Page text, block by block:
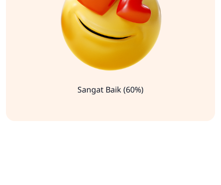
Sangat Baik (60%)